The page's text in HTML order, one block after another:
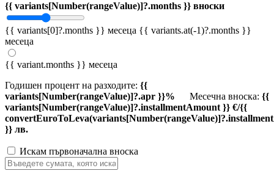
{{ variants[Number(rangeValue)]?.months }} вноски
{{ variants[0]?.months }} месеца {{ variants.at(-1)?.months }}
месеца
{{ variant.months }} месеца
Годишен процент на разходите: {{
variants[Number(rangeValue)]?.apr }}%
Месечна вноска: {{
variants[Number(rangeValue)]?.installmentAmount }} €/{{
}} лв.
Искам първоначална вноска